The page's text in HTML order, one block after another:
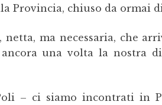
Provincia, chiuso da ormai
netta, ma necessaria, che
una volta la nostra
– ci siamo incontrati in